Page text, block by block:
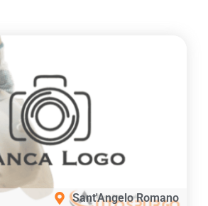
Sant'Angelo Romano